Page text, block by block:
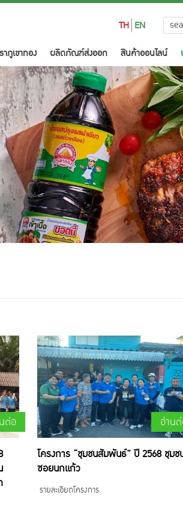
TH EN
าภูเขาทอง ผลิตภัณฑ์ส่งออก สินค้าออนไลน์
ต่อ อ่าน
โครงการ “ชุมชนสัมพันธ์” ปี 2568 ชุมช
ซอยนกแก้ว
รายละเอียดโครงการ